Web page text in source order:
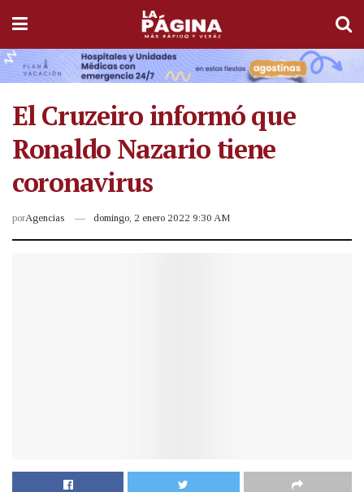
El Cruzeiro informó que
Ronaldo Nazario tiene
coronavirus
porAgencias domingo, 2 enero 2022 9:30 AM